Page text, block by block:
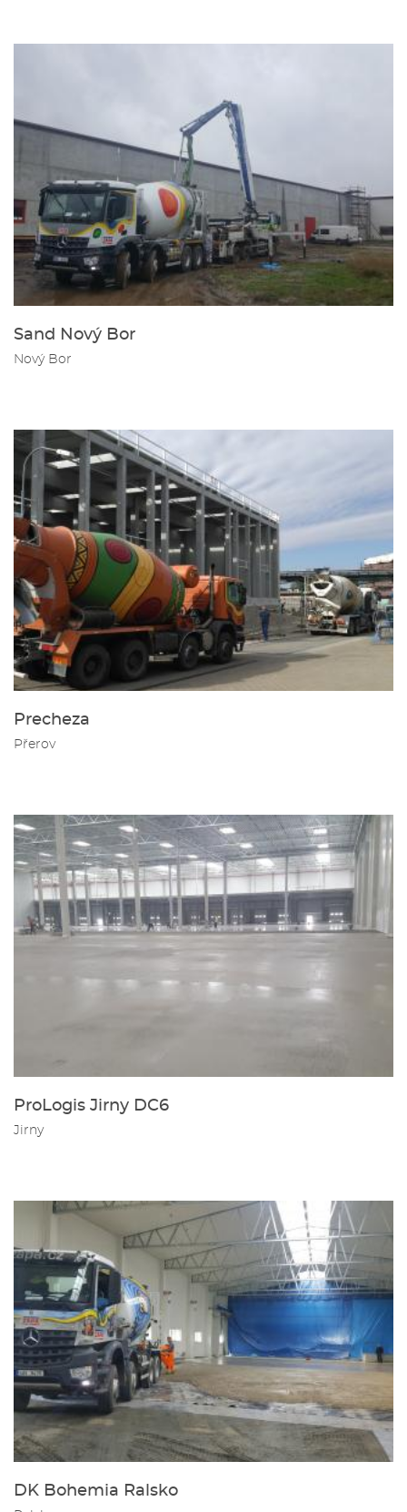
Sand Nový Bor
Nový Bor
Precheza
Přerov
ProLogis Jirny DC6
Jirny
DK Bohemia Ralsko